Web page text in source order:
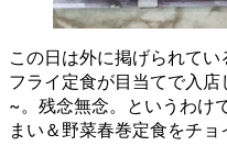
この日は外に掲げられて
フライ定食が目当てで入
~。残念無念。というわけ
まい＆野菜春巻定食をチョ